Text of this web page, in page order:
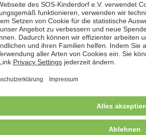
uns
Qualifikation als Erzieherin (m/w/d)
und Jugendlichen (ein
bei SOS-Kinderdorf ist ebenfalls
in der Arbeit mit sozial
einem stabilen Charakter,
und Freude an reflektierter Arbeit im